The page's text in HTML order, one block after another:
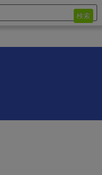
検索